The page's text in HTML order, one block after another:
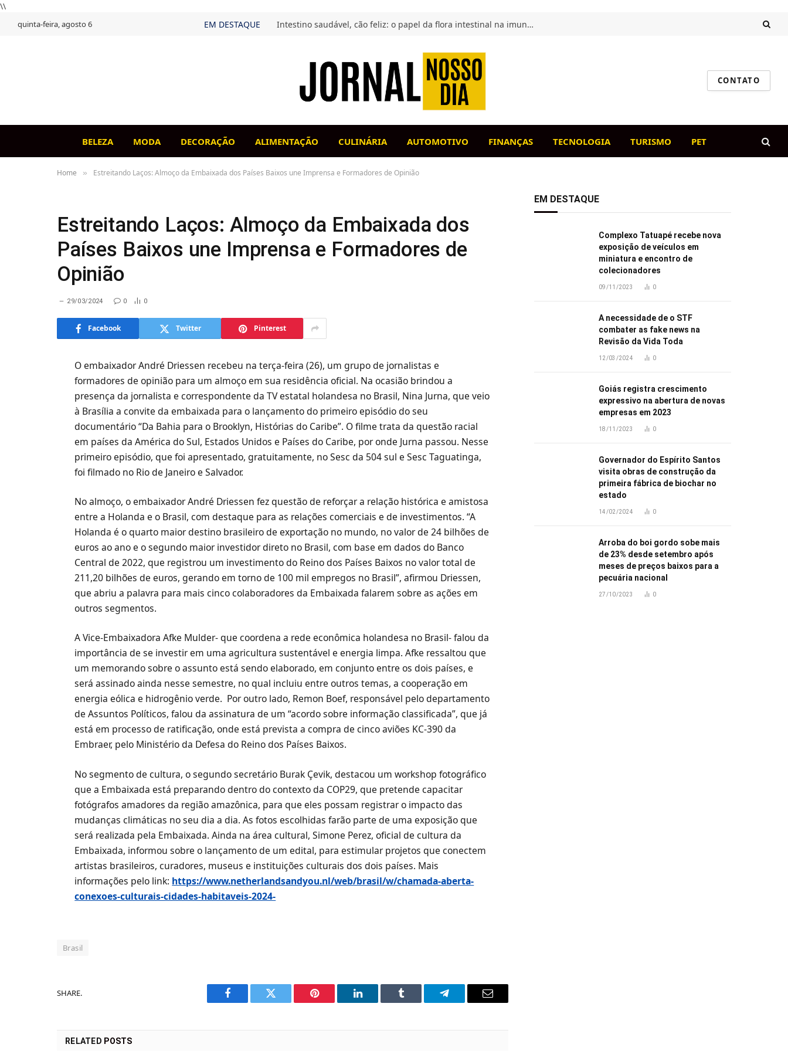
\\
quinta-feira, agosto 6 EM DESTAQUE Intestino saudável, cão feliz: o papel da flora intestinal na imunidade canina
CONTATO
BELEZA MODA DECORAÇÃO ALIMENTAÇÃO CULINÁRIA AUTOMOTIVO FINANÇAS TECNOLOGIA TURISMO PET
Home » Estreitando Laços: Almoço da Embaixada dos Países Baixos une Imprensa e Formadores de Opinião
Estreitando Laços: Almoço da Embaixada dos
Países Baixos une Imprensa e Formadores de
Opinião
29/03/2024 0 0
Facebook Twitter Pinterest
O embaixador André Driessen recebeu na terça-feira (26), um grupo de jornalistas e
formadores de opinião para um almoço em sua residência oficial. Na ocasião brindou a
presença da jornalista e correspondente da TV estatal holandesa no Brasil, Nina Jurna, que veio
à Brasília a convite da embaixada para o lançamento do primeiro episódio do seu
documentário “Da Bahia para o Brooklyn, Histórias do Caribe”. O filme trata da questão racial
em países da América do Sul, Estados Unidos e Países do Caribe, por onde Jurna passou. Nesse
primeiro episódio, que foi apresentado, gratuitamente, no Sesc da 504 sul e Sesc Taguatinga,
foi filmado no Rio de Janeiro e Salvador.
No almoço, o embaixador André Driessen fez questão de reforçar a relação histórica e amistosa
entre a Holanda e o Brasil, com destaque para as relações comerciais e de investimentos. “A
Holanda é o quarto maior destino brasileiro de exportação no mundo, no valor de 24 bilhões de
euros ao ano e o segundo maior investidor direto no Brasil, com base em dados do Banco
Central de 2022, que registrou um investimento do Reino dos Países Baixos no valor total de
211,20 bilhões de euros, gerando em torno de 100 mil empregos no Brasil”, afirmou Driessen,
que abriu a palavra para mais cinco colaboradores da Embaixada falarem sobre as ações em
outros segmentos.
A Vice-Embaixadora Afke Mulder- que coordena a rede econômica holandesa no Brasil- falou da
importância de se investir em uma agricultura sustentável e energia limpa. Afke ressaltou que
um memorando sobre o assunto está sendo elaborado, em conjunto entre os dois países, e
será assinado ainda nesse semestre, no qual incluiu entre outros temas, a cooperação em
energia eólica e hidrogênio verde. Por outro lado, Remon Boef, responsável pelo departamento
de Assuntos Políticos, falou da assinatura de um “acordo sobre informação classificada”, que já
está em processo de ratificação, onde está prevista a compra de cinco aviões KC-390 da
Embraer, pelo Ministério da Defesa do Reino dos Países Baixos.
No segmento de cultura, o segundo secretário Burak Çevik, destacou um workshop fotográfico
que a Embaixada está preparando dentro do contexto da COP29, que pretende capacitar
fotógrafos amadores da região amazônica, para que eles possam registrar o impacto das
mudanças climáticas no seu dia a dia. As fotos escolhidas farão parte de uma exposição que
será realizada pela Embaixada. Ainda na área cultural, Simone Perez, oficial de cultura da
Embaixada, informou sobre o lançamento de um edital, para estimular projetos que conectem
artistas brasileiros, curadores, museus e instituições culturais dos dois países. Mais
informações pelo link: https://www.netherlandsandyou.nl/web/brasil/w/chamada-aberta-
conexoes-culturais-cidades-habitaveis-2024-
Brasil
SHARE.
Facebook Twitter Pinterest LinkedIn Tumblr Telegram Email
RELATED POSTS
EM DESTAQUE
Complexo Tatuapé recebe nova
exposição de veículos em
miniatura e encontro de
colecionadores
09/11/2023 0
A necessidade de o STF
combater as fake news na
Revisão da Vida Toda
12/03/2024 0
Goiás registra crescimento
expressivo na abertura de novas
empresas em 2023
18/11/2023 0
Governador do Espírito Santos
visita obras de construção da
primeira fábrica de biochar no
estado
14/02/2024 0
Arroba do boi gordo sobe mais
de 23% desde setembro após
meses de preços baixos para a
pecuária nacional
27/10/2023 0